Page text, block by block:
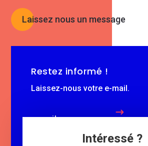
Laissez nous un message
Restez informé !
Laissez-nous votre e-mail.
e-mail
$
Intéressé ?